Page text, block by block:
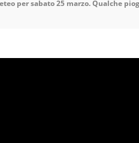
per sabato 25 marzo. Qualche